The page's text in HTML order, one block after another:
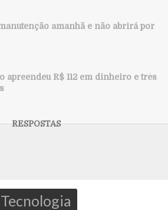
amanhã e não abrirá por
apreendeu R$ 112 em dinheiro e três
Tecnologia